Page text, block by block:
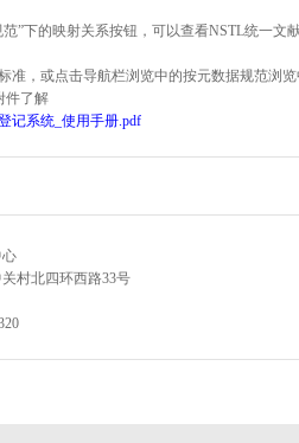
范”下的映射关系按钮，可以查看NSTL统一文
准，或点击导航栏浏览中的按元数据规范浏
件了解
记系统_使用手册.pdf
村北四环西路33号